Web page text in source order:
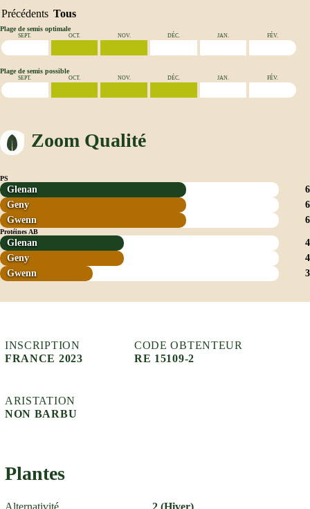
Précédents Tous
Plage de semis optimale
SEPT. OCT. NOV. DÉC. JAN. FÉV.
Plage de semis possible
SEPT. OCT. NOV. DÉC. JAN. FÉV.
Zoom Qualité
PS
Glenan
6
Geny
6
Gwenn
6
Protéines AB
Glenan
4
Geny
4
Gwenn
3
INSCRIPTION
FRANCE 2023
CODE OBTENTEUR
RE 15109-2
ARISTATION
NON BARBU
Plantes
Alternativité 2 (Hiver)